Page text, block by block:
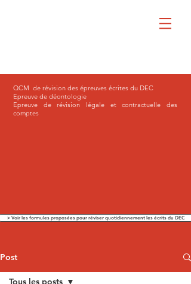
QCM de révision des épreuves écrites du DEC
Epreuve de déontologie
Epreuve de révision légale et contractuelle des
comptes
> Voir les formules proposées pour réviser quotidiennement les écrits du DEC
Post
Tous les posts